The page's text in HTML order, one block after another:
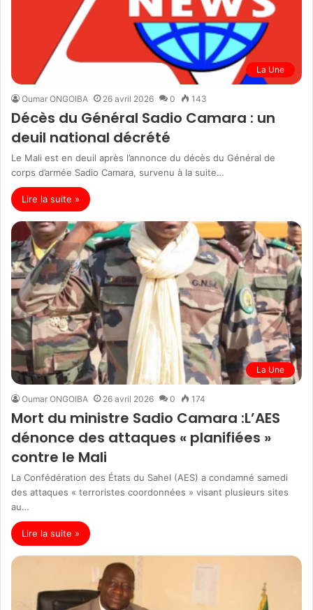
La Une
Oumar ONGOIBA 26 avril 2026 0 143
Décès du Général Sadio Camara : un
deuil national décrété
Le Mali est en deuil après l’annonce du décès du Général de
corps d’armée Sadio Camara, survenu à la suite…
Lire la suite »
La Une
Oumar ONGOIBA 26 avril 2026 0 174
Mort du ministre Sadio Camara :L’AES
dénonce des attaques « planifiées »
contre le Mali
La Confédération des États du Sahel (AES) a condamné samedi
des attaques « terroristes coordonnées » visant plusieurs sites
au…
Lire la suite »